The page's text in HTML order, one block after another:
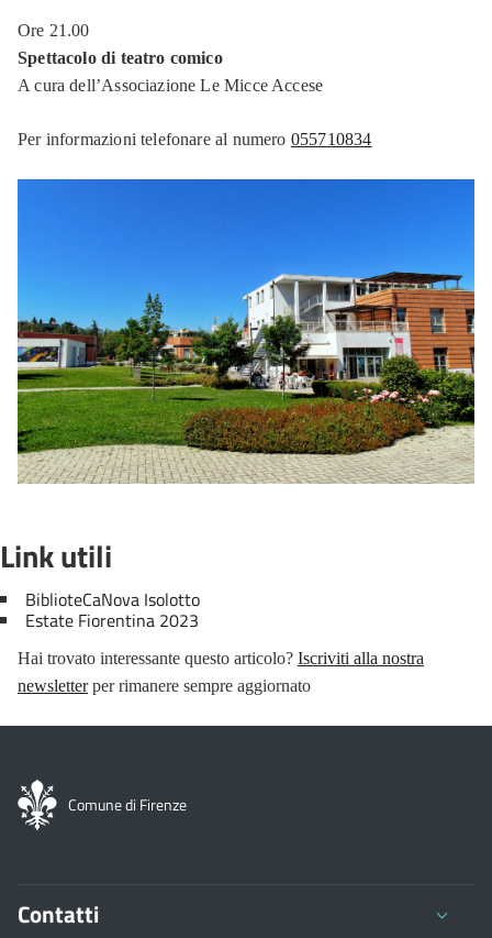
Ore 21.00
Spettacolo di teatro comico
A cura dell’Associazione Le Micce Accese
Per informazioni telefonare al numero 055710834
Link utili
BiblioteCaNova Isolotto
Estate Fiorentina 2023
Hai trovato interessante questo articolo? Iscriviti alla nostra
newsletterper rimanere sempre aggiornato
Comune di Firenze
Contatti